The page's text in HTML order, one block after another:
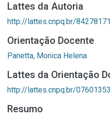
Lattes da Autoria
http://lattes.cnpq.br/
Orientação Docente
Panetta, Monica Helena
Lattes da Orientação
http://lattes.cnpq.br/
Resumo